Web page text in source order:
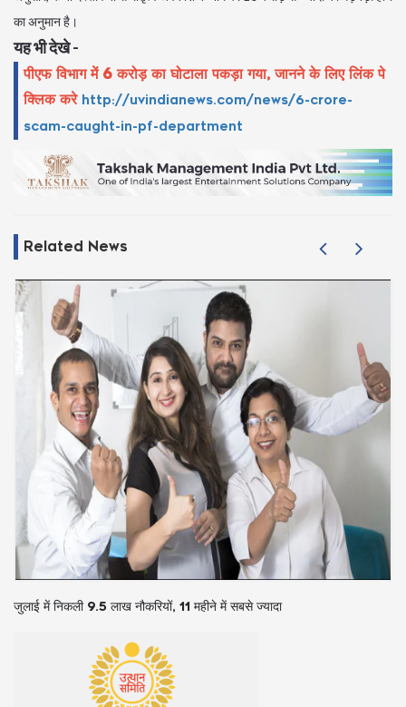
का अनुमान है।
यह भी देखे -
पीएफ विभाग में 6 करोड़ का घोटाला पकड़ा गया, जानने के लिए लिंक पे
क्लिक करे http://uvindianews.com/news/6-crore-
scam-caught-in-pf-department
Related News
कर मुक्त हो सकती है 20 लाख तक की ग्रेच्युटी